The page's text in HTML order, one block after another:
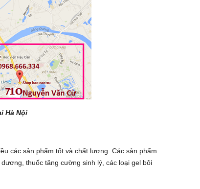
Hà Nội
các sản phẩm tốt và chất lượng. Các sản phẩm
thuốc tăng cường sinh lý, các loại gel bôi